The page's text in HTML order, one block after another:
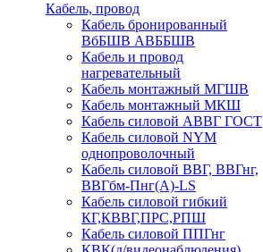
Кабель, провод
Кабель бронированный
ВбБШВ АВББШВ
Кабель и провод
нагревательный
Кабель монтажный МГШВ
Кабель монтажный МКШ
Кабель силовой АВВГ ГОСТ
Кабель силовой NYM
однопроволочный
Кабель силовой ВВГ, ВВГнг,
ВВГбм-Пнг(А)-LS
Кабель силовой гибкий
КГ,КВВГ,ПРС,РПШ
Кабель силовой ППГнг